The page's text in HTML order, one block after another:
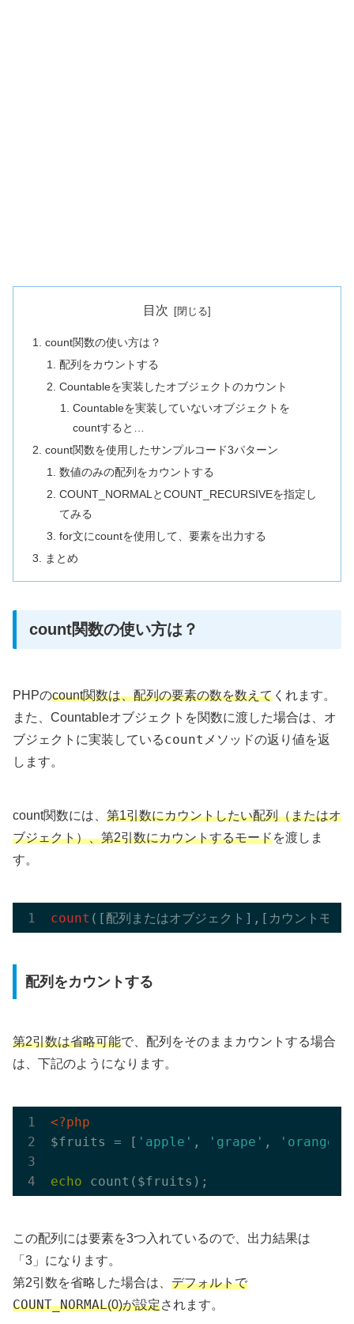
目次
count関数の使い方は？
配列をカウントする
Countableを実装したオブジェクトのカウント
Countableを実装していないオブジェクトを
countすると…
count関数を使用したサンプルコード3パターン
数値のみの配列をカウントする
COUNT_NORMALとCOUNT_RECURSIVEを指定し
てみる
for文にcountを使用して、要素を出力する
まとめ
count関数の使い方は？
PHPのcount関数は、配列の要素の数を数えて くれます。
また、Countableオブジェクトを関数に渡した場合は、オ
ブジェクトに実装しているcount メソッドの返り値を返
します。
count関数には、 第1引数にカウントしたい配列（またはオ
ブジェクト）、第2引数にカウントするモードを渡しま
す。
count ([配列またはオブジェクト],[カウントモー
配列をカウントする
第2引数は省略可能で、配列をそのままカウントする場合
は、下記のようになります。
<?php
$fruits = [ 'apple' , 'grape' , 'orange'
echo
この配列には要素を3つ入れているので、出力結果は
「3」になります。
第2引数を省略した場合は、 デフォルトで
COUNT_NORMAL(0)が設定されます。